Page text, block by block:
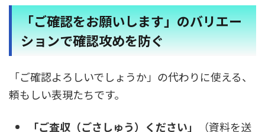
「ご確認をお願いします」のバリエー
ションで確認攻めを防ぐ
「ご確認よろしいでしょうか」の代わりに使える、
頼もしい表現たちです。
「ご査収（ごさしゅう）ください」
（資料を送